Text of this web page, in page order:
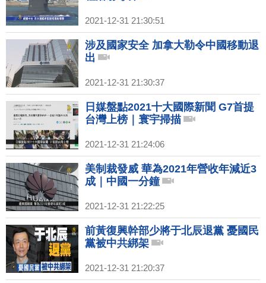
2021-12-31 21:30:51
涉及國家安全 加拿大勒令中國移動退
出
2021-12-31 21:30:37
日媒盤點2021十大國際新聞 G7首提
台灣上榜｜寰宇掃描
2021-12-31 21:24:06
美制裁發威 華為2021年營收年減近3
成｜中國一分鐘
2021-12-31 21:22:25
前黃復興幹部少將于北辰退黨 憂國民
黨被中共綁架
2021-12-31 21:20:37